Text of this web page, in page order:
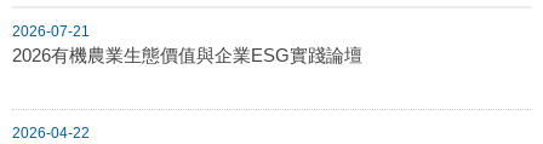
2026-07-21
2026有機農業生態價值與企業ESG實踐論壇
2026-04-22